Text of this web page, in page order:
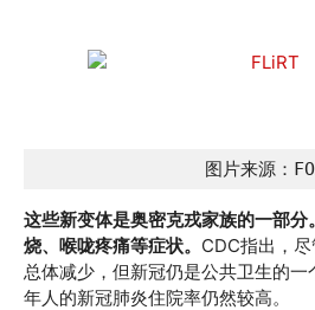
图片来源：
这些新变体是奥密克戎家族的一部
烧、喉咙疼痛等症状。 CDC指出，
总体减少，但新冠仍是公共卫生的
年人的新冠肺炎住院率仍然较高。